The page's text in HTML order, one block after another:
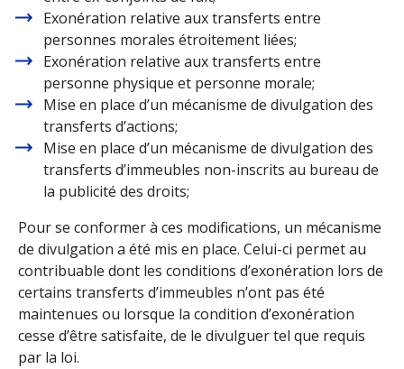
Exonération relative aux transferts entre
personnes morales étroitement liées;
Exonération relative aux transferts entre
personne physique et personne morale;
Mise en place d’un mécanisme de divulgation des
transferts d’actions;
Mise en place d’un mécanisme de divulgation des
transferts d’immeubles non-inscrits au bureau de
la publicité des droits;
Pour se conformer à ces modifications, un mécanisme
de divulgation a été mis en place. Celui-ci permet au
contribuable dont les conditions d’exonération lors de
certains transferts d’immeubles n’ont pas été
maintenues ou lorsque la condition d’exonération
cesse d’être satisfaite, de le divulguer tel que requis
par la loi.